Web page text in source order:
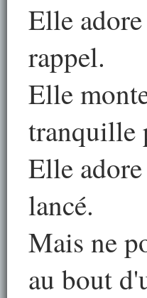
Elle
rappel.
Elle
tranquille
Elle
lancé.
Mais ne
au bout